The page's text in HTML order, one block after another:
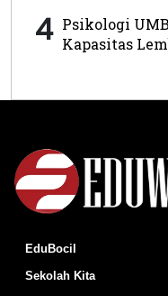
4 Psikologi
Kapasitas
EduBocil
Sekolah Kita